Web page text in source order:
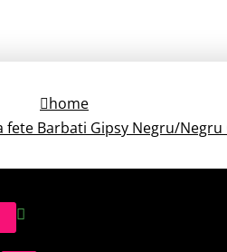
home
fete Barbati Gipsy Negru/Negru